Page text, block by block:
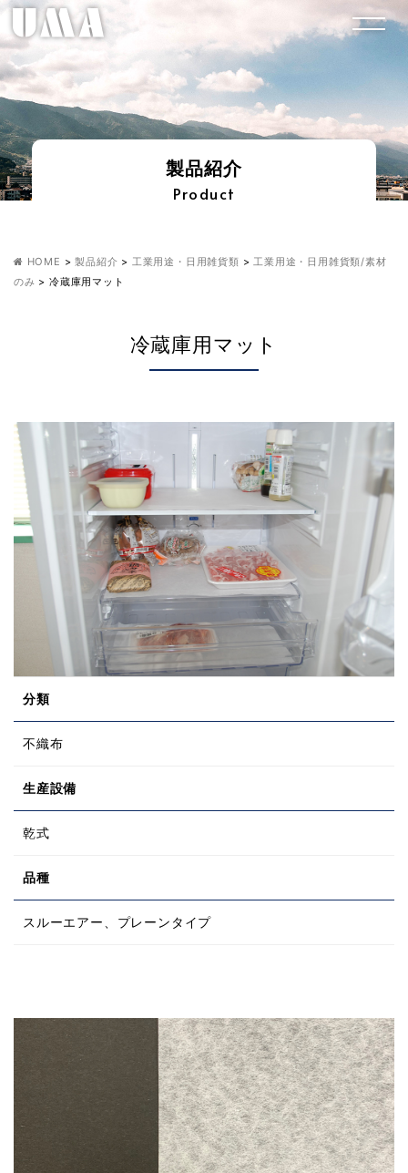
製品紹介
Product
HOME >製品紹介 > 工業用途・日用雑貨類 >工業用途・日用雑貨類/素材
のみ >冷蔵庫用マット
冷蔵庫用マット
分類
不織布
生産設備
乾式
品種
スルーエアー、プレーンタイプ